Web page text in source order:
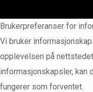
Brukerpreferanser for
Vi bruker
opplevelsen på
informasjonskapsler, kan
fungerer som forventet.